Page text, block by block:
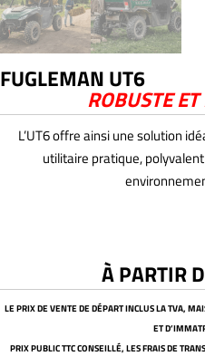
FUGLEMAN UT6
ROBUSTE
L’UT6 offre ainsi une solution
utilitaire pratique,
À PARTIR
LE PRIX DE VENTE DE DÉPART INCLUS LA TVA,
ET
PRIX PUBLIC TTC CONSEILLÉ, LES FRAIS DE